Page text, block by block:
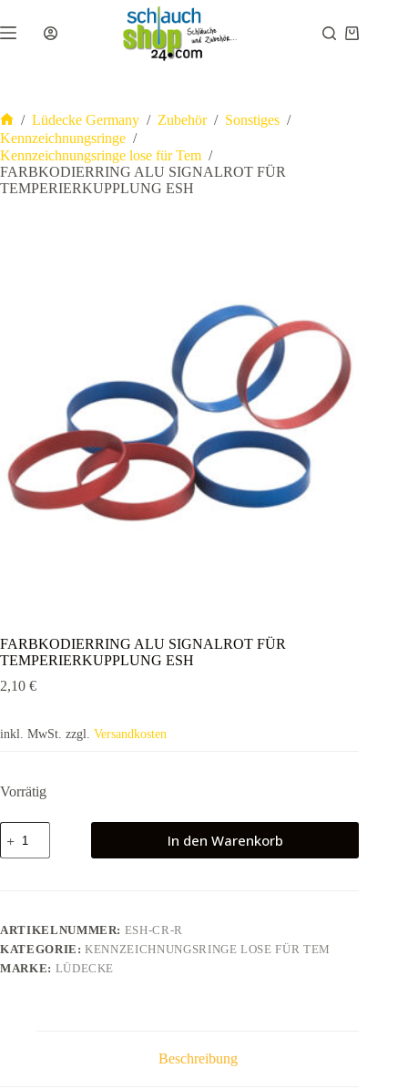
Inhalt
springen
Warenkorb
Start
/ Lüdecke Germany / Zubehör / Sonstiges /
Kennzeichnungsringe /
Kennzeichnungsringe lose für Tem /
FARBKODIERRING ALU SIGNALROT FÜR
TEMPERIERKUPPLUNG ESH
FARBKODIERRING ALU SIGNALROT FÜR
TEMPERIERKUPPLUNG ESH
2,10 €
inkl. MwSt. zzgl. Versandkosten
Vorrätig
FARBKODIERRING
ALU
SIGNALROT
In den Warenkorb
ARTIKELNUMMER: ESH-CR-R
KATEGORIE:KENNZEICHNUNGSRINGE LOSE FÜR TEM
MARKE: LÜDECKE
Beschreibung